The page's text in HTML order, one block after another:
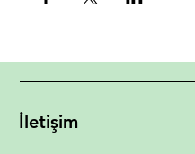
İletişim